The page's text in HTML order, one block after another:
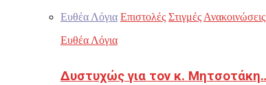
Ευθέα Λόγια Επιστολές Στιγμές Ανακοινώσεις
Ευθέα Λόγια
Δυστυχώς για τον κ.